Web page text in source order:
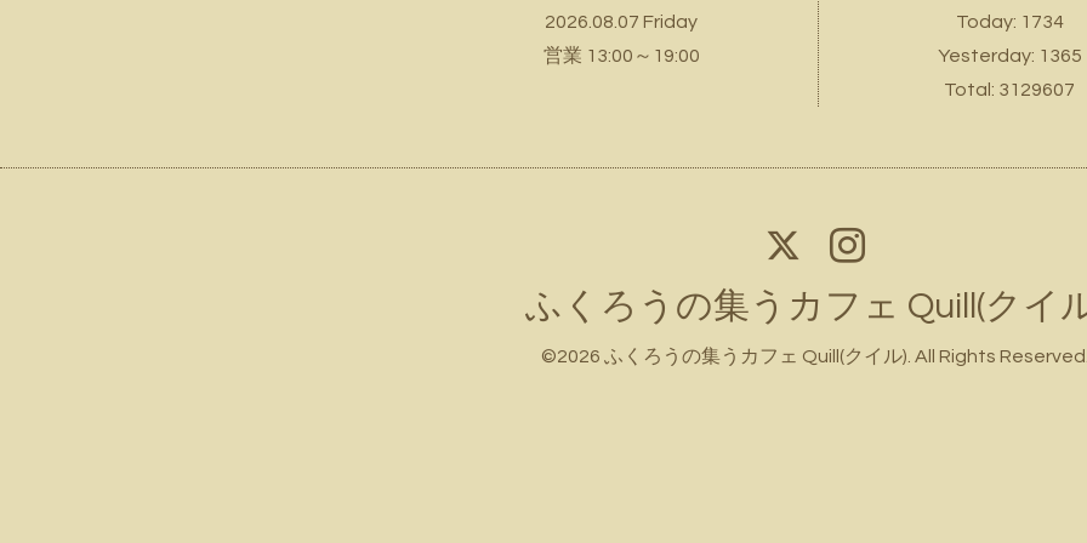
2026.08.07 Friday
営業 13:00～19:00
Today: 1734
Yesterday: 1365
Total: 3129607
ふくろうの集うカフェ Quill(クイ
©2026 ふくろうの集うカフェ Quill(クイル) . All Rights